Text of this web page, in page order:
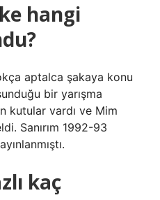
hangi
aptalca şakaya konu
bir yarışma
kutular vardı ve Mim
Sanırım 1992-93
kaç